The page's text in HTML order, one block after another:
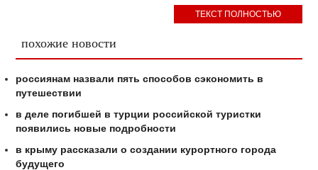
ТЕКСТ ПОЛНОСТЬЮ
похожие новости
россиянам назвали пять способов сэкономить в
путешествии
в деле погибшей в турции российской туристки
появились новые подробности
в крыму рассказали о создании курортного города
будущего